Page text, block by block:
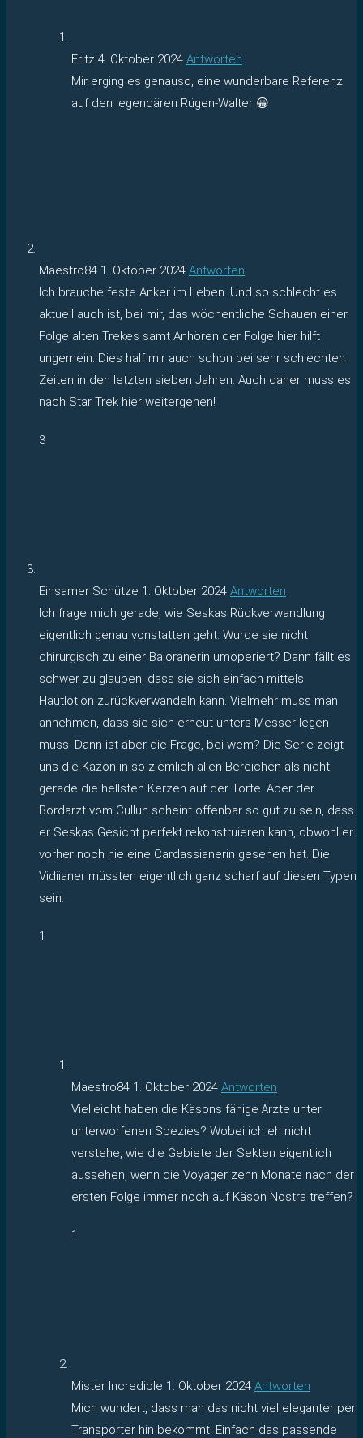
Fritz 4. Oktober 2024 Antworten
Mir erging es genauso, eine wunderbare Referenz
auf den legendären Rügen-Walter 😀
Maestro84 1. Oktober 2024 Antworten
Ich brauche feste Anker im Leben. Und so schlecht es
aktuell auch ist, bei mir, das wöchentliche Schauen einer
Folge alten Trekes samt Anhören der Folge hier hilft
ungemein. Dies half mir auch schon bei sehr schlechten
Zeiten in den letzten sieben Jahren. Auch daher muss es
nach Star Trek hier weitergehen!
3
Einsamer Schütze 1. Oktober 2024 Antworten
Ich frage mich gerade, wie Seskas Rückverwandlung
eigentlich genau vonstatten geht. Wurde sie nicht
chirurgisch zu einer Bajoranerin umoperiert? Dann fällt es
schwer zu glauben, dass sie sich einfach mittels
Hautlotion zurückverwandeln kann. Vielmehr muss man
annehmen, dass sie sich erneut unters Messer legen
muss. Dann ist aber die Frage, bei wem? Die Serie zeigt
uns die Kazon in so ziemlich allen Bereichen als nicht
gerade die hellsten Kerzen auf der Torte. Aber der
Bordarzt vom Culluh scheint offenbar so gut zu sein, dass
er Seskas Gesicht perfekt rekonstruieren kann, obwohl er
vorher noch nie eine Cardassianerin gesehen hat. Die
Vidiianer müssten eigentlich ganz scharf auf diesen Typen
sein.
1
Maestro84 1. Oktober 2024 Antworten
Vielleicht haben die Käsons fähige Ärzte unter
unterworfenen Spezies? Wobei ich eh nicht
verstehe, wie die Gebiete der Sekten eigentlich
aussehen, wenn die Voyager zehn Monate nach der
ersten Folge immer noch auf Käson Nostra treffen?
1
Mister Incredible 1. Oktober 2024 Antworten
Mich wundert, dass man das nicht viel eleganter per
Transporter hin bekommt. Einfach das passende